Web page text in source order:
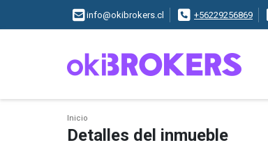
info@okibrokers.cl +56229256869
Inicio
Detalles del inmueble